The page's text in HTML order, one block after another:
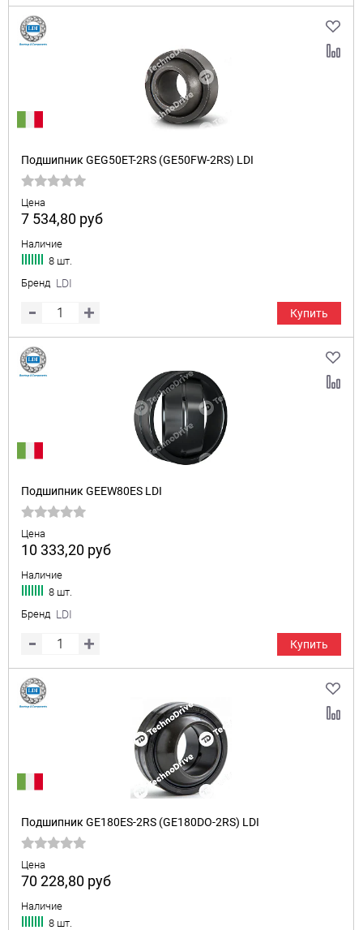
Подшипник GEG50ET-2RS (GE50FW-2RS) LDI
Цена
7 534,80 руб
Наличие
8 шт.
Бренд LDI
Купить
Подшипник GEEW80ES LDI
Цена
10 333,20 руб
Наличие
8 шт.
Бренд LDI
Купить
Подшипник GE180ES-2RS (GE180DO-2RS) LDI
Цена
70 228,80 руб
Наличие
8 шт.